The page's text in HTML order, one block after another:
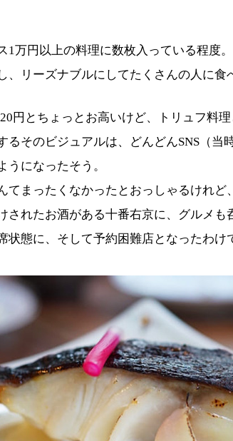
1万円以上の料理に数枚入っている程度
、リーズナブルにしてたくさんの人に食
円とちょっとお高いけど、トリュフ料理
るそのビジュアルは、どんどんSNS（当
うになったそう。
てまったくなかったとおっしゃるけれ
されたお酒がある十番右京に、グルメ
状態に、そして予約困難店となったわけ